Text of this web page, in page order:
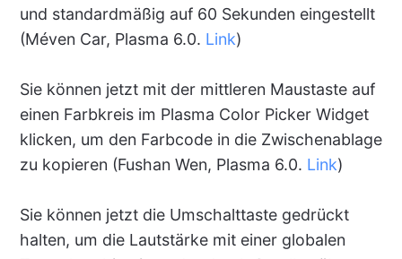
und standardmäßig auf 60 Sekunden eingestellt
(Méven Car, Plasma 6.0. Link)
Sie können jetzt mit der mittleren Maustaste auf
einen Farbkreis im Plasma Color Picker Widget
klicken, um den Farbcode in die Zwischenablage
zu kopieren (Fushan Wen, Plasma 6.0. Link)
Sie können jetzt die Umschalttaste gedrückt
halten, um die Lautstärke mit einer globalen